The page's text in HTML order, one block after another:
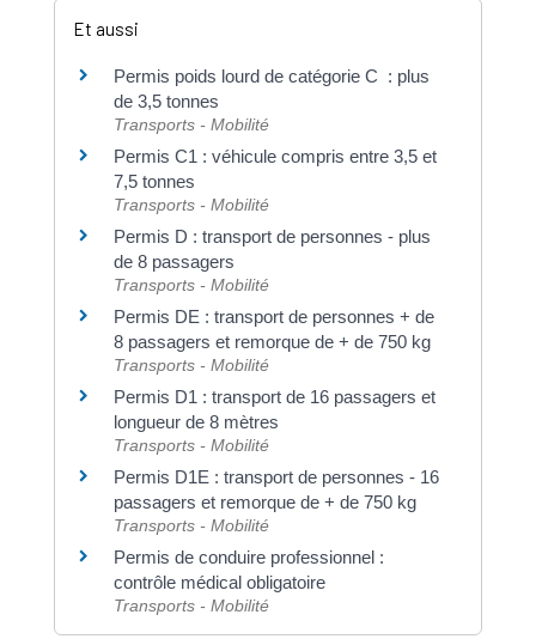
Et aussi
Permis poids lourd de catégorie C : plus
de 3,5 tonnes
Transports - Mobilité
Permis C1 : véhicule compris entre 3,5 et
7,5 tonnes
Transports - Mobilité
Permis D : transport de personnes - plus
de 8 passagers
Transports - Mobilité
Permis DE : transport de personnes + de
8 passagers et remorque de + de 750 kg
Transports - Mobilité
Permis D1 : transport de 16 passagers et
longueur de 8 mètres
Transports - Mobilité
Permis D1E : transport de personnes - 16
passagers et remorque de + de 750 kg
Transports - Mobilité
Permis de conduire professionnel :
contrôle médical obligatoire
Transports - Mobilité